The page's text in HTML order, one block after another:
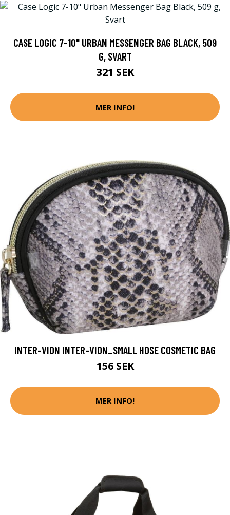
CASE LOGIC 7-10" URBAN MESSENGER BAG BLACK, 509
G, SVART
321 SEK
MER INFO!
INTER-VION INTER-VION_SMALL HOSE COSMETIC BAG
156 SEK
MER INFO!